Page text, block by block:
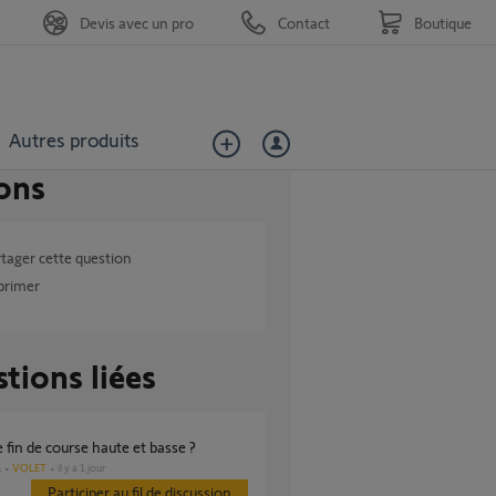
Autres produits
Devis avec un pro Contact Boutique
cette question
liées
fin de course haute et basse ?
VOLET il y a 1 jour
Participer au fil de discussion